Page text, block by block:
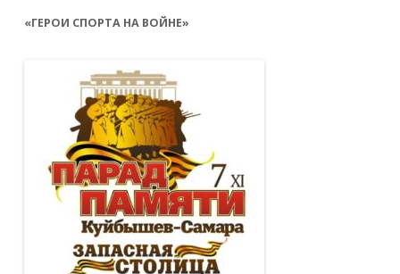
«ГЕРОИ СПОРТА НА ВОЙНЕ»